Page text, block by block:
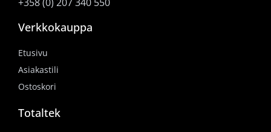
Verkkokauppa
Etusivu
Asiakastili
Ostoskori
Totaltek